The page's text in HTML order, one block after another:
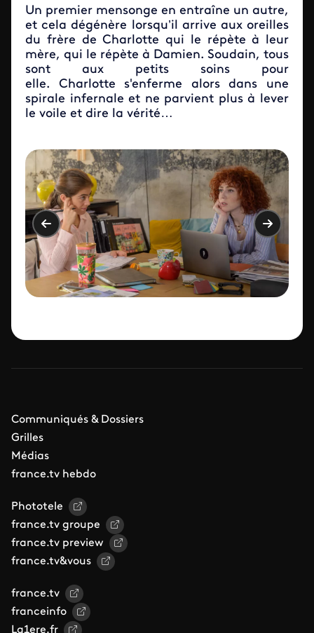
Un premier mensonge en entraîne un autre,
et cela dégénère lorsqu’il arrive aux oreilles
du frère de Charlotte qui le répète à leur
mère, qui le répète à Damien. Soudain, tous
sont aux petits soins pour
elle. Charlotte s'enferme alors dans une
spirale infernale et ne parvient plus à lever
le voile et dire la vérité…
Communiqués & Dossiers
Grilles
Médias
france.tv hebdo
Phototele
france.tv groupe
france.tv preview
france.tv&vous
france.tv
franceinfo
La1ere.fr